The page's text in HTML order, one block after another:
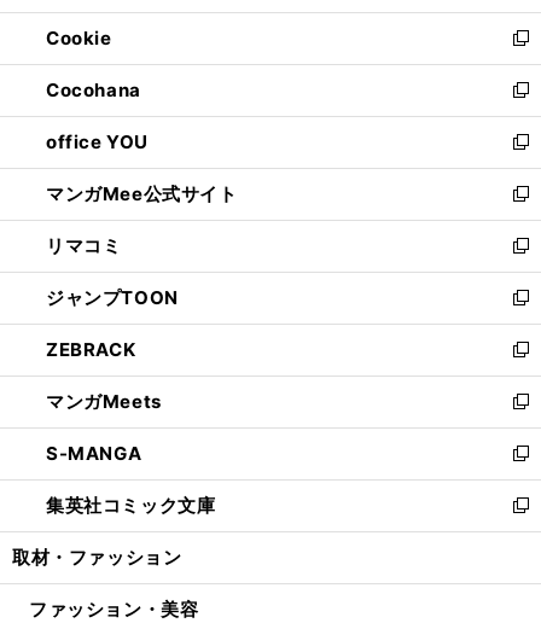
開
く
ウ
で
開
く
ン
ド
ウ
で
開
く
ウ
ィ
ン
ド
ウ
で
開
く
Cookie
新
し
い
ウ
ィ
ン
ド
ウ
で
開
く
Cocohana
新
し
い
ウ
ィ
ン
ド
ウ
で
開
く
office YOU
新
し
い
ウ
ィ
ン
ド
ウ
で
開
く
マンガMee公式サイト
新
し
い
ウ
ィ
ン
ド
ウ
で
開
く
リマコミ
新
し
い
ウ
ィ
ン
ド
ウ
で
開
く
ジャンプTOON
新
し
い
ウ
ィ
ン
ド
ウ
で
開
ZEBRACK
新
し
い
ウ
ィ
ン
ド
ウ
開
マンガMeets
新
し
い
ウ
ィ
ン
ウ
S-MANGA
新
し
い
ウ
ン
集英社コミック文庫
新
し
ウ
取材・ファッション
ファッション・美容